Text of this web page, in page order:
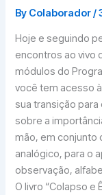
By Colaborador /
Hoje e seguindo
encontros ao vivo
módulos do
você tem acesso
sua transição
sobre a
mão, em conjunto
analógico, para o
observação,
O livro “Colapso e